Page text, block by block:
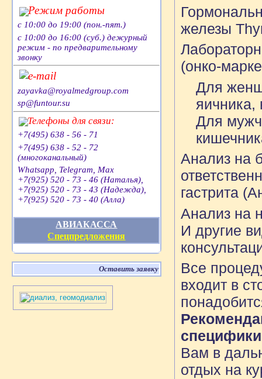
Режим работы
с 10:00 до 19:00 (пон.-пят.)
с 10:00 до 16:00 (суб.) дежурный
режим - по предварительному
звонку
e-mail
zayavka@royalmedgroup.com
sp@funtour.su
Телефоны для связи:
+7(495) 638 - 56 - 71
+7(495) 638 - 52 - 72
(многоканальный)
Whatsapp, Telegram, Max
+7(925) 520 - 73 - 46 (Наталья),
+7(925) 520 - 73 - 43 (Надежда),
+7(925) 520 - 73 - 40 (Алла)
АВИАКАССА
Спецпредложения
Оставить заявку
железы
(онко-
Для
яичника,
Для
Анализ на
гастрита
Анализ на
И другие
Все
входит в
Вам в
отдых на